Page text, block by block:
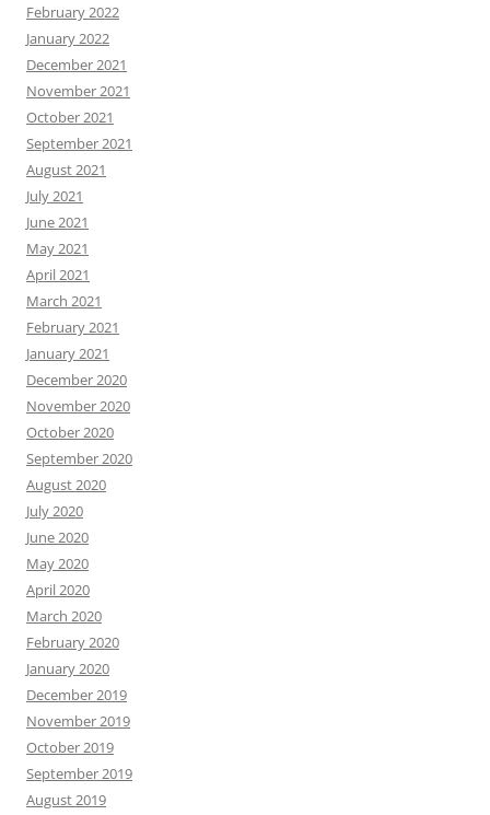
February 2022
January 2022
December 2021
November 2021
October 2021
September 2021
August 2021
July 2021
June 2021
May 2021
April 2021
March 2021
February 2021
January 2021
December 2020
November 2020
October 2020
September 2020
August 2020
July 2020
June 2020
May 2020
April 2020
March 2020
February 2020
January 2020
December 2019
November 2019
October 2019
September 2019
August 2019